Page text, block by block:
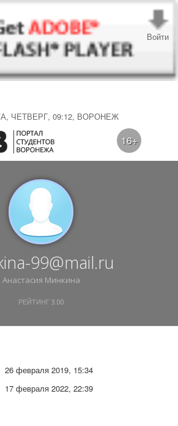
ЧЕТВЕРГ, 09:12, ВОРОНЕЖ
Войти
16+
99@mail.ru
Анастасия Минкина
РЕЙТИНГ 3.00
26 февраля 2019, 15:34
17 февраля 2022, 22:39